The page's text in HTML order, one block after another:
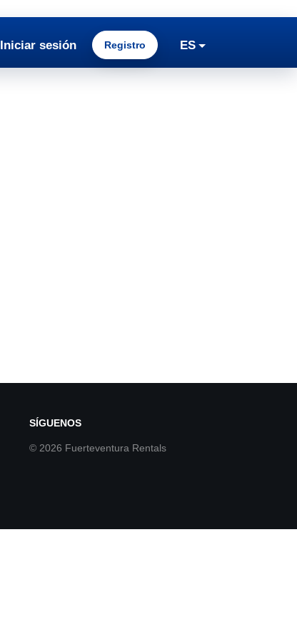
Iniciar sesión Registro ES
SÍGUENOS
© 2026 Fuerteventura Rentals